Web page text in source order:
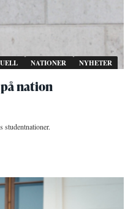
NATIONER NYHETER
nation
studentnationer.